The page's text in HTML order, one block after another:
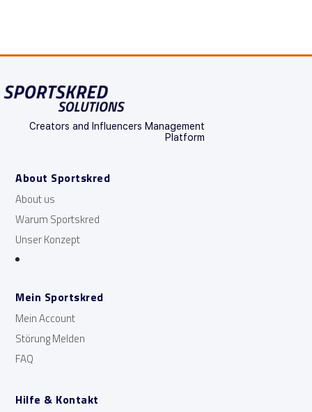
Creators and Influencers Management
Platform
About Sportskred
About us
Warum Sportskred
Unser Konzept
Mein Sportskred
Mein Account
Störung Melden
FAQ
Hilfe & Kontakt